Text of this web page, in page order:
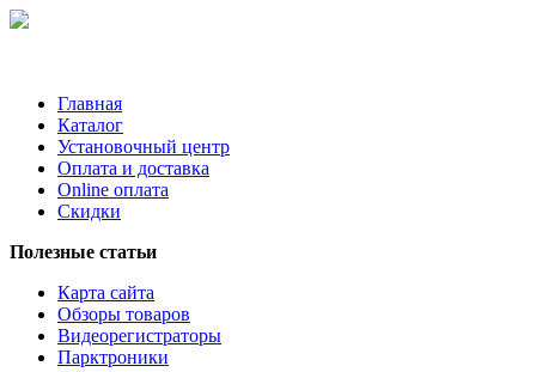
Главная
Каталог
Установочный центр
Оплата и доставка
Online оплата
Скидки
Полезные статьи
Карта сайта
Обзоры товаров
Видеорегистраторы
Парктроники